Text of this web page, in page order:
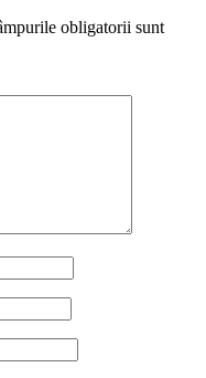
obligatorii sunt